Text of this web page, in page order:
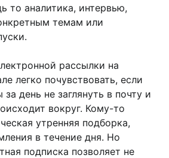
то аналитика, интервью,
темам или
рассылки на
легко почувствовать, если
день не заглянуть в почту и
вокруг. Кому-то
утренняя подборка,
в течение дня. Но
подписка позволяет не